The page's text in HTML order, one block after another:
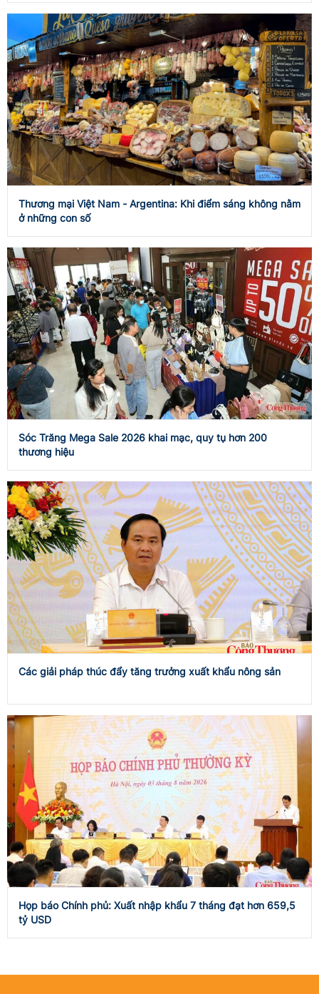
Thương mại Việt Nam - Argentina: Khi điểm sáng không nằm
ở những con số
Sóc Trăng Mega Sale 2026 khai mạc, quy tụ hơn 200
thương hiệu
Các giải pháp thúc đẩy tăng trưởng xuất khẩu nông sản
Họp báo Chính phủ: Xuất nhập khẩu 7 tháng đạt hơn 659,5
tỷ USD